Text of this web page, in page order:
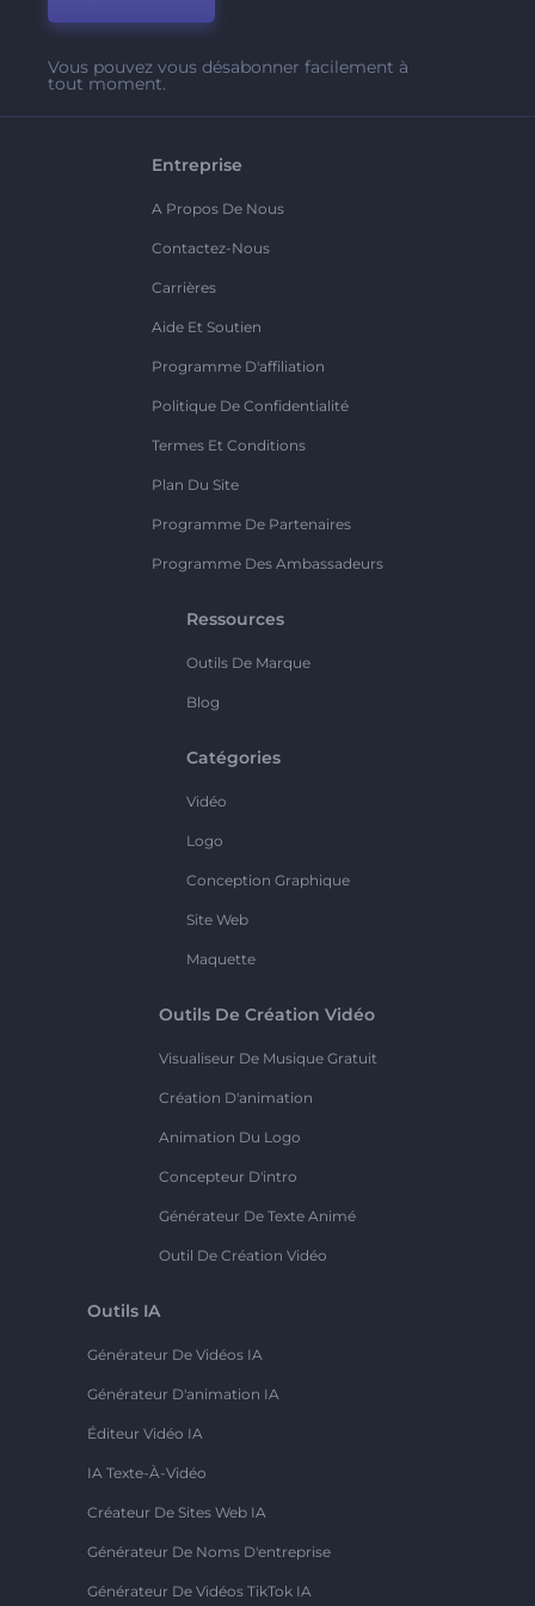
Vous pouvez vous désabonner facilement à
tout moment.
Entreprise
A Propos De Nous
Contactez-Nous
Carrières
Aide Et Soutien
Programme D'affiliation
Politique De Confidentialité
Termes Et Conditions
Plan Du Site
Programme De Partenaires
Programme Des Ambassadeurs
Ressources
Outils De Marque
Blog
Catégories
Vidéo
Logo
Conception Graphique
Site Web
Maquette
Outils De Création Vidéo
Visualiseur De Musique Gratuit
Création D'animation
Animation Du Logo
Concepteur D'intro
Générateur De Texte Animé
Outil De Création Vidéo
Outils IA
Générateur De Vidéos IA
Générateur D'animation IA
Éditeur Vidéo IA
IA Texte-À-Vidéo
Créateur De Sites Web IA
Générateur De Noms D'entreprise
Générateur De Vidéos TikTok IA